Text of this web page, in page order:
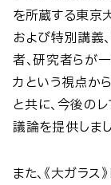
を所蔵する東京
および特別講義
者、研究者らが
カという視点か
と共に、今後の
議論を提供しまし
また、《大ガラ